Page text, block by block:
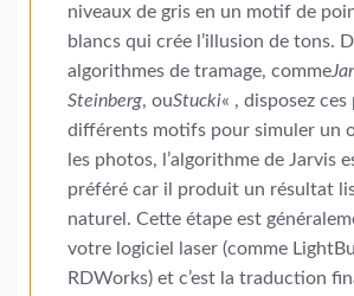
niveaux de gris en un motif de
blancs qui crée l’illusion de tons.
algorithmes de tramage, comme
Steinberg, ouStucki« , disposez
différents motifs pour simuler un
les photos, l’algorithme de Jarvis
préféré car il produit un résultat
naturel. Cette étape est
votre logiciel laser (comme
RDWorks) et c’est la traduction